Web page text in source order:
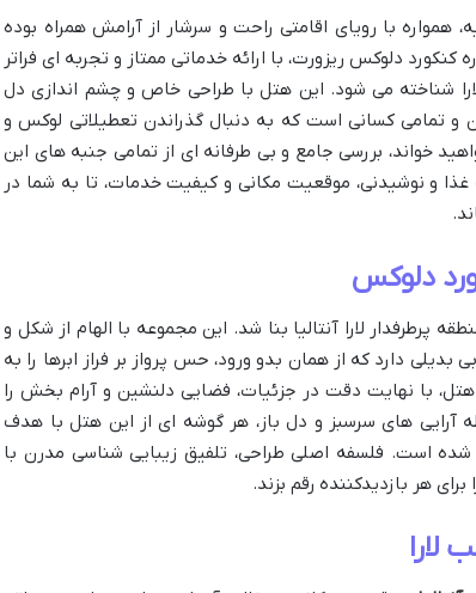
همواره با رویای اقامتی راحت و سرشار از آرامش همراه بوده
دلوکس ریزورت، با ارائه خدماتی ممتاز و تجربه ای فراتر
شناخته می شود. این هتل با طراحی خاص و چشم اندازی دل
و تمامی کسانی است که به دنبال گذراندن تعطیلاتی لوکس و
خواند، بررسی جامع و بی طرفانه ای از تمامی جنبه های این
غذا و نوشیدنی، موقعیت مکانی و کیفیت خدمات، تا به شما در
دلوکس
در سال ۲۰۰۵ میلادی در منطقه پرطرفدار لارا آنتالیا بنا شد. این مجموعه با الهام از شکل و
دارد که از همان بدو ورود، حس پرواز بر فراز ابرها را به
متنوع در این هتل، با نهایت دقت در جزئیات، فضایی دلنشین و آرام بخش را
آرایی های سرسبز و دل باز، هر گوشه ای از این هتل با هدف
است. فلسفه اصلی طراحی، تلفیق زیبایی شناسی مدرن با
هر بازدیدکننده رقم بزند.
لارا